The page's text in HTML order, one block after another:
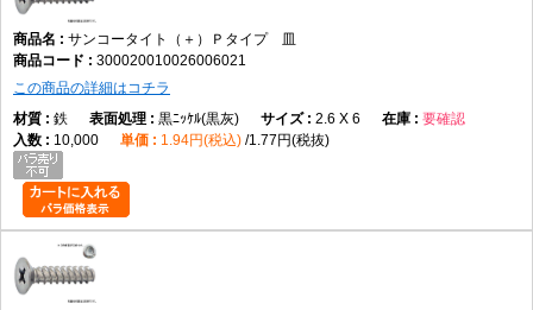
サンコータイト（＋）Ｐタイプ 皿
300020010026006021
この商品の詳細はコチラ
鉄
黒ﾆｯｹﾙ(黒灰) 2.6 X 6
要確認
10,000
1.94円(税込) 1.77円(税抜)